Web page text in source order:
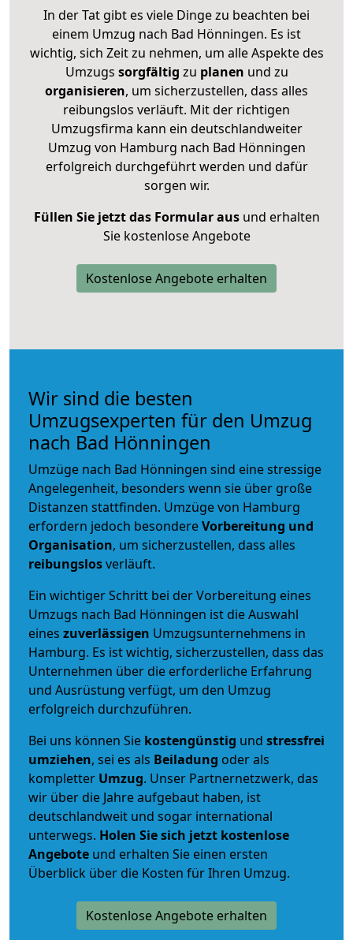
In der Tat gibt es viele Dinge zu beachten bei
einem Umzug nach Bad Hönningen. Es ist
wichtig, sich Zeit zu nehmen, um alle Aspekte des
Umzugs sorgfältig zu planen und zu
organisieren, um sicherzustellen, dass alles
reibungslos verläuft. Mit der richtigen
Umzugsfirma kann ein deutschlandweiter
Umzug von Hamburg nach Bad Hönningen
erfolgreich durchgeführt werden und dafür
sorgen wir.
Füllen Sie jetzt das Formular ausund erhalten
Sie kostenlose Angebote
Kostenlose Angebote erhalten
Wir sind die besten
Umzugsexperten für den Umzug
nach Bad Hönningen
Umzüge nach Bad Hönningen sind eine stressige
Angelegenheit, besonders wenn sie über große
Distanzen stattfinden. Umzüge von Hamburg
erfordern jedoch besondereVorbereitung und
Organisation, um sicherzustellen, dass alles
reibungslosverläuft.
Ein wichtiger Schritt bei der Vorbereitung eines
Umzugs nach Bad Hönningen ist die Auswahl
eines zuverlässigen Umzugsunternehmens in
Hamburg. Es ist wichtig, sicherzustellen, dass das
Unternehmen über die erforderliche Erfahrung
und Ausrüstung verfügt, um den Umzug
erfolgreich durchzuführen.
Bei uns können Sie kostengünstig und stressfrei
umziehen, sei es als Beiladung oder als
kompletter Umzug. Unser Partnernetzwerk, das
wir über die Jahre aufgebaut haben, ist
deutschlandweit und sogar international
unterwegs. Holen Sie sich jetzt kostenlose
Angebote und erhalten Sie einen ersten
Überblick über die Kosten für Ihren Umzug.
Kostenlose Angebote erhalten